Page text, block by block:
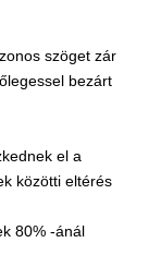
szöget zár
bezárt
el a
közötti eltérés
80% -ánál